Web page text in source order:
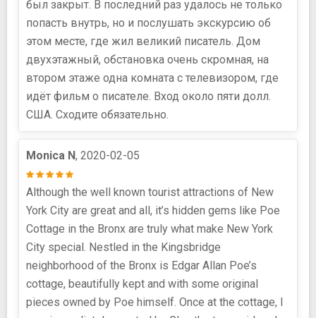
был закрыт. В последний раз удалось не только
попасть внутрь, но и послушать экскурсию об
этом месте, где жил великий писатель. Дом
двухэтажный, обстановка очень скромная, на
втором этаже одна комната с телевизором, где
идёт фильм о писателе. Вход около пяти долл.
США. Сходите обязательно.
Monica N, 2020-02-05
Although the well known tourist attractions of New
York City are great and all, it’s hidden gems like Poe
Cottage in the Bronx are truly what make New York
City special. Nestled in the Kingsbridge
neighborhood of the Bronx is Edgar Allan Poe’s
cottage, beautifully kept and with some original
pieces owned by Poe himself. Once at the cottage, I